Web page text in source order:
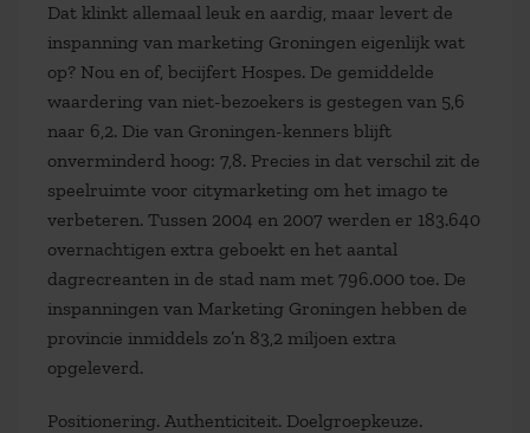
Dat klinkt allemaal leuk en aardig, maar levert de
inspanning van marketing Groningen eigenlijk wat
op? Nou en of, becijfert Hospes. De gemiddelde
waardering van niet-bezoekers is gestegen van 5,6
naar 6,2. Die van Groningen-kenners blijft
onverminderd hoog: 7,8. Precies in dat verschil zit de
speelruimte voor citymarketing om het imago te
verbeteren. Tussen 2004 en 2007 werden er 183.640
overnachtigen extra geboekt en het aantal
dagrecreanten in de stad nam met 796.000 toe. De
inspanningen van Marketing Groningen hebben de
provincie inmiddels zo’n 83,2 miljoen extra
opgeleverd.
Positionering. Authenticiteit. Doelgroepkeuze.